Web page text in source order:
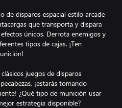
de disparos espacial estilo arcade
que transporta y dispara
únicos. Derrota enemigos y
tipos de cajas. ¡Ten
juegos de disparos
¡estarás tomando
¿Qué tipo de munición usar
estrategia disponible?